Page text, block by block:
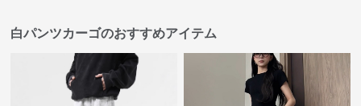
白パンツカーゴのおすすめアイテム